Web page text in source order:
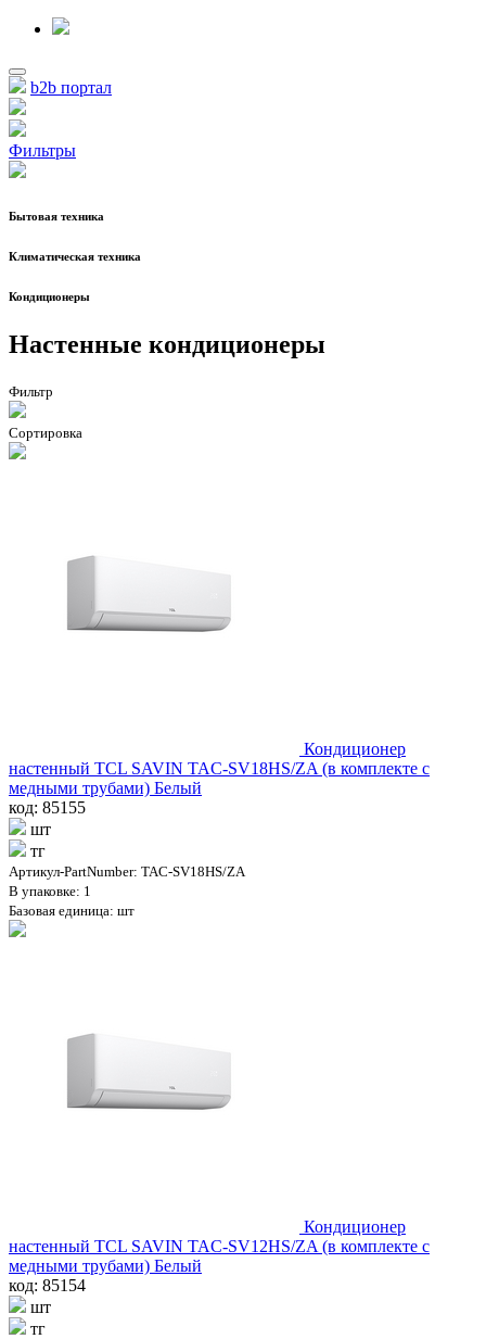
b2b портал
Фильтры
Бытовая техника
Климатическая техника
Кондиционеры
Настенные кондиционеры
Фильтр
Сортировка
Кондиционер
настенный TCL SAVIN TAC-SV18HS/ZA (в комплекте с
медными трубами) Белый
код: 85155
шт
тг
Артикул-PartNumber: TAC-SV18HS/ZA
В упаковке: 1
Базовая единица: шт
Кондиционер
настенный TCL SAVIN TAC-SV12HS/ZA (в комплекте с
медными трубами) Белый
код: 85154
шт
тг